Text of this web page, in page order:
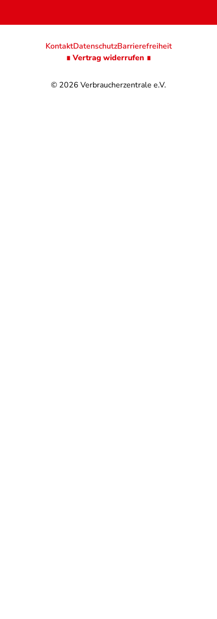
© 2026 Verbraucherzentrale e.V.
KontaktDatenschutzBarrierefreiheit
∎ Vertrag widerrufen ∎